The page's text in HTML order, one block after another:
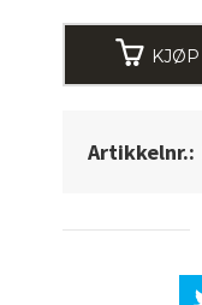
KJØP
Artikkelnr.: